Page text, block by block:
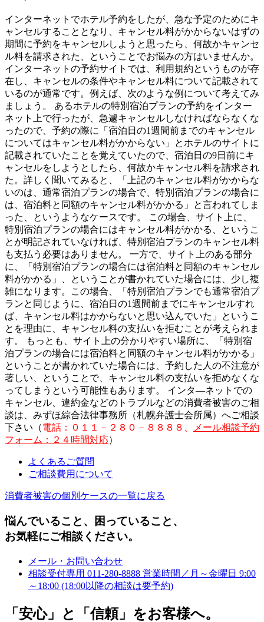
インターネットでホテル予約をしたが、急な予定のためにキ
ャンセルすることとなり、キャンセル料がかからないはずの
期間に予約をキャンセルしようと思ったら、何故かキャンセ
ル料を請求された、ということでお悩みの方はいませんか。
インターネットの予約サイトでは、利用規約というものが存
在し、キャンセルの条件やキャンセル料について記載されて
いるのが通常です。例えば、次のような例について考えてみ
ましょう。 あるホテルの特別宿泊プランの予約をインター
ネット上で行ったが、急遽キャンセルしなければならなくな
ったので、予約の際に「宿泊日の1週間前までのキャンセル
についてはキャンセル料がかからない」とホテルのサイトに
記載されていたことを覚えていたので、宿泊日の9日前にキ
ャンセルをしようとしたら、何故かキャンセル料を請求され
た。詳しく聞いてみると、「上記のキャンセル料がかからな
いのは、通常宿泊プランの場合で、特別宿泊プランの場合に
は、宿泊料と同額のキャンセル料がかかる」と言われてしま
った、というようなケースです。 この場合、サイト上に、
特別宿泊プランの場合にはキャンセル料がかかる、というこ
とが明記されていなければ、特別宿泊プランのキャンセル料
も支払う必要はありません。 一方で、サイト上のある部分
に、「特別宿泊プランの場合には宿泊料と同額のキャンセル
料がかかる」、ということが書かれていた場合には、少し複
雑になります。この場合、「特別宿泊プランでも通常宿泊プ
ランと同じように、宿泊日の1週間前までにキャンセルすれ
ば、キャンセル料はかからないと思い込んでいた」というこ
とを理由に、キャンセル料の支払いを拒むことが考えられま
す。 もっとも、サイト上の分かりやすい場所に、「特別宿
泊プランの場合には宿泊料と同額のキャンセル料がかかる」
ということが書かれていた場合には、予約した人の不注意が
著しい、ということで、キャンセル料の支払いを拒めなくな
ってしまうという可能性もあります。 インタ―ネットでの
キャンセル、違約金などのトラブルなどの消費者被害のご相
談は、みずほ綜合法律事務所（札幌弁護士会所属）へご相談
下さい（電話：０１１－２８０－８８８８、
メール相談予約
フォーム：２４時間対応）
よくあるご質問
ご相談費用について
消費者被害の個別ケースの一覧に戻る
悩んでいること、困っていること、
お気軽にご相談ください。
メール・お問い合わせ
相談受付専用 011-280-8888 営業時間／月～金曜日 9:00
～18:00 (18:00以降の相談は要予約)
「安心」と「信頼」をお客様へ。